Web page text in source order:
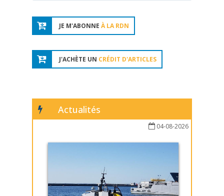
JE M'ABONNE À LA RDN
J'ACHÈTE UN CRÉDIT D'ARTICLES
Actualités
04-08-2026